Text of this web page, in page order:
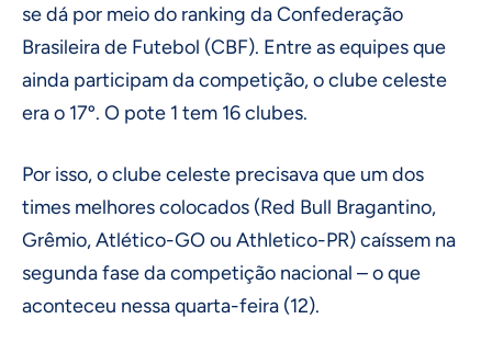
se dá por meio do ranking da Confederação
Brasileira de Futebol (CBF). Entre as equipes que
ainda participam da competição, o clube celeste
era o 17º. O pote 1 tem 16 clubes.
Por isso, o clube celeste precisava que um dos
times melhores colocados (Red Bull Bragantino,
Grêmio, Atlético-GO ou Athletico-PR) caíssem na
segunda fase da competição nacional – o que
aconteceu nessa quarta-feira (12).